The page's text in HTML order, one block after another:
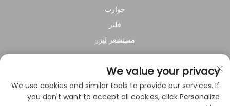
جوارب
فلتر
مستشعر ليزر
عن الشركة
سياسة الخصوصية
We value your privacy
We use cookies and similar tools to provide our services. If
you don't want to accept all cookies, click Personalize